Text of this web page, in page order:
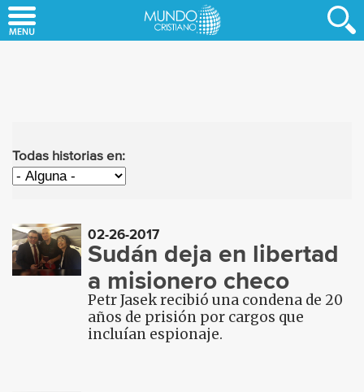
to
Todas historias en:
02-26-2017
Sudán deja en libertad
a misionero checo
Petr Jasek recibió una condena de 20
años de prisión por cargos que
incluían espionaje.